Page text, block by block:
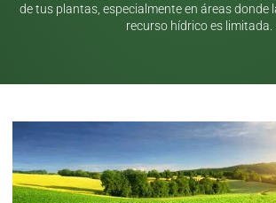
de tus plantas, especialmente en áreas donde
recurso hídrico es limitada.